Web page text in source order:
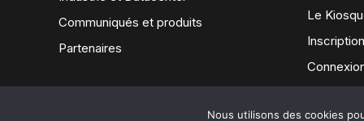
Communiqués et produits
Partenaires
Le
Inscription
Nous utilisons des cookies